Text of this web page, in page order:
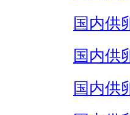
国内供
国内供
国内供